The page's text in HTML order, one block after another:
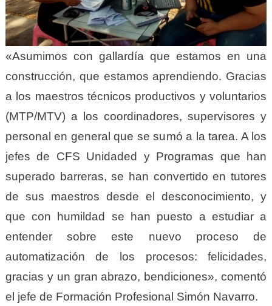
«Asumimos con gallardía que estamos en una
construcción, que estamos aprendiendo. Gracias
a los maestros técnicos productivos y voluntarios
(MTP/MTV) a los coordinadores, supervisores y
personal en general que se sumó a la tarea. A los
jefes de CFS Unidaded y Programas que han
superado barreras, se han convertido en tutores
de sus maestros desde el desconocimiento, y
que con humildad se han puesto a estudiar a
entender sobre este nuevo proceso de
automatización de los procesos: felicidades,
gracias y un gran abrazo, bendiciones», comentó
el jefe de Formación Profesional Simón Navarro.